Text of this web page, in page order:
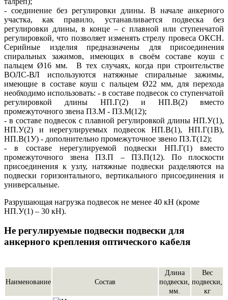
- соединение без регулировки длины. В начале анкерного
участка, как правило, устанавливается подвеска без
регулировки длины, в конце – с плавной или ступенчатой
регулировкой, что позволяет изменять стрелу провеса ОКСН.
Серийные изделия предназначены для присоединения
спиральных зажимов, имеющих в своём составе коуш с
пальцем Ø16 мм. В тех случаях, когда при строительстве
ВОЛС-ВЛ используются натяжные спиральные зажимы,
имеющие в составе коуш с пальцем Ø22 мм, для перехода
необходимо использовать: - в составе подвесок со ступенчатой
регулировкой длины НП.Г(2) и НП.В(2) вместо
промежуточного звена ПЗ.М - ПЗ.М(12);
- в составе подвесок с плавной регулировкой длины НП.У(1),
НП.У(2) и нерегулируемых подвесок НП.В(1), НП.Г(1В),
НП.В(1У) - дополнительно промежуточное звено ПЗ.Т(12);
- в составе нерегулируемой подвески НП.Г(1) вместо
промежуточного звена ПЗ.П – ПЗ.П(12). По плоскости
присоединения к узлу, натяжные подвески разделяются на
подвески горизонтального, вертикального присоединения и
универсальные.
Разрушающая нагрузка подвесок не менее 40 кН (кроме
НП.У(1) – 30 кН).
Не регулируемые подвески подвески для
анкерного крепления оптического кабеля
Наименование Состав
Длина
подвески,
мм.
Вес
подвески,
кг